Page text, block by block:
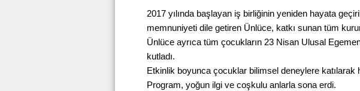
2017 yılında başlayan iş birliğinin yeniden hayata
memnuniyeti dile getiren Ünlüce, katkı sunan tüm
Ünlüce ayrıca tüm çocukların 23 Nisan Ulusal
kutladı.
Etkinlik boyunca çocuklar bilimsel deneylere katılarak
Program, yoğun ilgi ve coşkulu anlarla sona erdi.